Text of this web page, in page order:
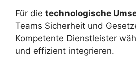
Für die technologische
Teams Sicherheit und
Kompetente Dienstleister
und effizient integrieren.